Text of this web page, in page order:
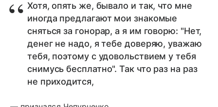
Хотя, опять же, бывало и так, что мне
иногда предлагают мои знакомые
сняться за гонорар, а я им говорю: "Нет,
денег не надо, я тебе доверяю, уважаю
тебя, поэтому с удовольствием у тебя
снимусь бесплатно". Так что раз на раз
не приходится,